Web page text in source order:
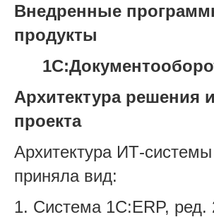
Внедренные
продукты
Архитектура решения
проекта
Архитектура ИТ-
приняла вид:
1. Система 1С:ERP, ред.